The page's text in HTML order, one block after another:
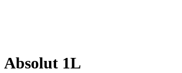
Absolut 1L